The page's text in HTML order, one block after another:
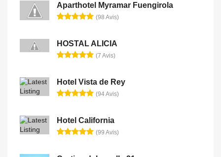
Aparthotel Myramar Fuengirola
(98 Avis)
HOSTAL ALICIA
(7 Avis)
Hotel Vista de Rey
(94 Avis)
Hotel California
(99 Avis)